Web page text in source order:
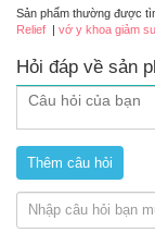
Vớ
Đặc điểm của
Màu sắc: Đen
Size: S, M, L, XL
Áp lực: 20-
Vớ mềm
Sản phẩm thường được
Relief | vớ y khoa giảm
Hỏi đáp về sản